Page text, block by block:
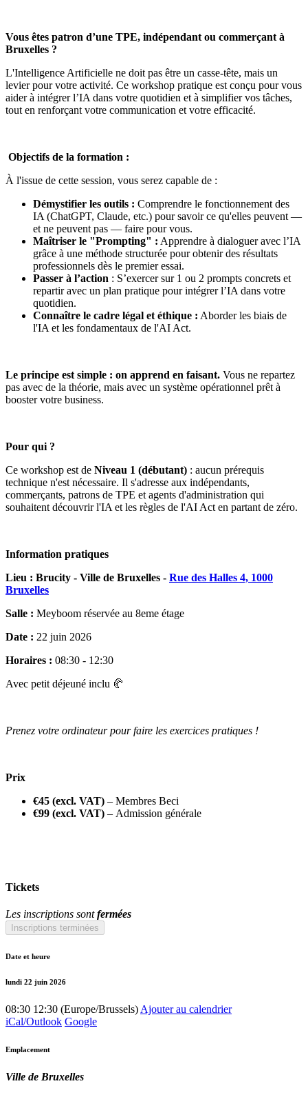
Vous êtes patron d’une TPE, indépendant ou commerçant à
Bruxelles ?
L'Intelligence Artificielle ne doit pas être un casse-tête, mais un
levier pour votre activité. Ce workshop pratique est conçu pour vous
aider à intégrer l’IA dans votre quotidien et à simplifier vos tâches,
tout en renforçant votre communication et votre efficacité.
Objectifs de la formation :
À l'issue de cette session, vous serez capable de :
Démystifier les outils : Comprendre le fonctionnement des
IA (ChatGPT, Claude, etc.) pour savoir ce qu'elles peuvent —
et ne peuvent pas — faire pour vous.
Maîtriser le "Prompting" : Apprendre à dialoguer avec l’IA
grâce à une méthode structurée pour obtenir des résultats
professionnels dès le premier essai.
Passer à l’action : S’exercer sur 1 ou 2 prompts concrets et
repartir avec un plan pratique pour intégrer l’IA dans votre
quotidien.
Connaître le cadre légal et éthique : Aborder les biais de
l'IA et les fondamentaux de l'AI Act.
Le principe est simple : on apprend en faisant. Vous ne repartez
pas avec de la théorie, mais avec un système opérationnel prêt à
booster votre business.
Pour qui ?
Ce workshop est de Niveau 1 (débutant) : aucun prérequis
technique n'est nécessaire. Il s'adresse aux indépendants,
commerçants, patrons de TPE et agents d'administration qui
souhaitent découvrir l'IA et les règles de l'AI Act en partant de zéro.
Information pratiques
Lieu : Brucity - Ville de Bruxelles - Rue des Halles 4, 1000
Bruxelles
Salle : Meyboom réservée au 8eme étage
Date : 22 juin 2026
Horaires : 08:30 - 12:30
Avec petit déjeuné inclu 🥐
Prenez votre ordinateur pour faire les exercices pratiques !
Prix
€45 (excl. VAT) – Membres Beci
€99 (excl. VAT) – Admission générale
Tickets
Les inscriptions sontfermées
Inscriptions terminées
Date et heure
lundi 22 juin 2026
08:30 12:30 (Europe/Brussels) Ajouter au calendrier
iCal/Outlook Google
Emplacement
Ville de Bruxelles